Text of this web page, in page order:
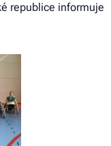
republice informuje